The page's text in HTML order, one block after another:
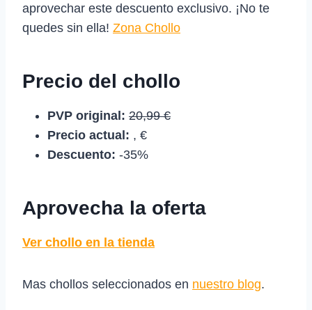
aprovechar este descuento exclusivo. ¡No te
quedes sin ella! Zona Chollo
Precio del chollo
PVP original: 20,99 €
Precio actual: , €
Descuento: -35%
Aprovecha la oferta
Ver chollo en la tienda
Mas chollos seleccionados en nuestro blog.